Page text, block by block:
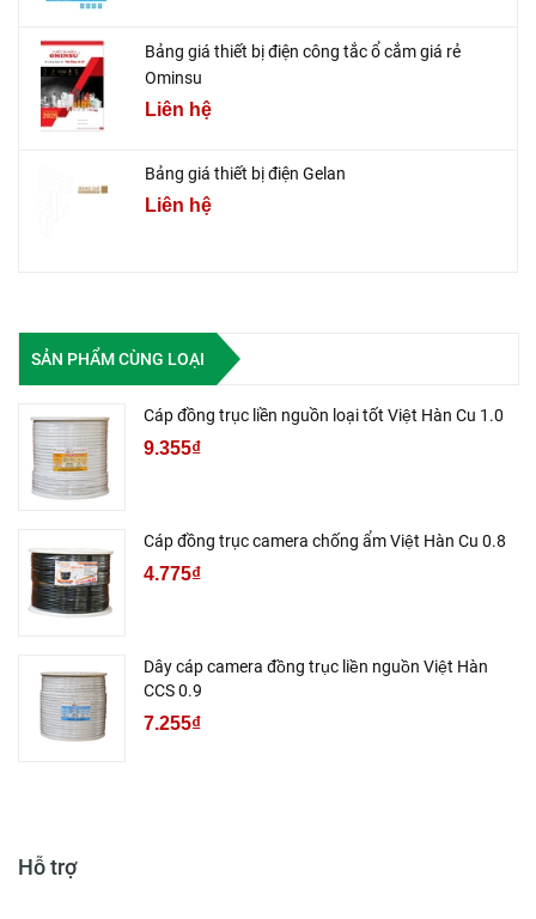
Bảng giá thiết bị điện công tắc ổ cắm giá rẻ
Ominsu
Liên hệ
Bảng giá thiết bị điện Gelan
Liên hệ
SẢN PHẨM CÙNG LOẠI
Cáp đồng trục liền nguồn loại tốt Việt Hàn Cu 1.0
9.355₫
Cáp đồng trục camera chống ẩm Việt Hàn Cu 0.8
4.775₫
Dây cáp camera đồng trục liền nguồn Việt Hàn
CCS 0.9
7.255₫
Hỗ trợ